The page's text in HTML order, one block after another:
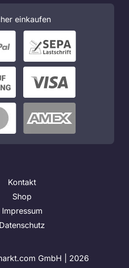
einkaufen
Kontakt
Shop
Impressum
Datenschutz
GmbH | 2026